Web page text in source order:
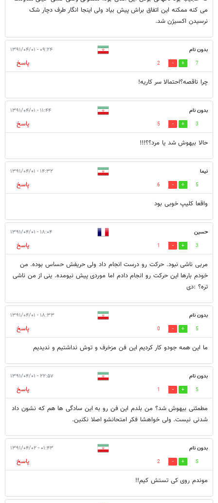
می کنه ممکنه این اتفاق براش پیش بیاد ولی اینجا انگار طرف دچار شک
نرسیدن اکسیژن شد.
بدون نام ۰۹:۲۴ - ۱۳۹۱/۰۴/۰۱
7
2
پاسخ
چرا ناقصه؟احتمالا سر کاریه!
بدون نام ۱۱:۴۴ - ۱۳۹۱/۰۴/۰۱
3
5
پاسخ
حالا بيهوش شد يا مرد؟؟!!!
نیما ۱۴:۳۲ - ۱۳۹۱/۰۴/۰۱
5
6
پاسخ
واقعا کلیپ خوبی بود
حسین ۱۸:۰۴ - ۱۳۹۱/۰۴/۰۱
3
1
پاسخ
مربی ناشی نبود. حرکت رو درست انجام داد ولی حریفش حساس بوده. من
خودم بارها این حرکت رو انجام دادم اما موردی پیش نیومده. ینی از من ناشی
تره؟ :دی
بدون نام ۱۸:۳۳ - ۱۳۹۱/۰۴/۰۱
5
0
پاسخ
ما این همه جودو کار کردیم این فن مزخرف و توش نداشتیم و ندیدیم
بدون نام ۲۲:۵۷ - ۱۳۹۱/۰۴/۰۱
5
1
پاسخ
مطمئنی بیهوش شد؟ من بلدم این فن رو به این سادگی ها هم که نشون داد
شدنی نیست. ولی خواهشا فکر امتحانشو اصلا نکنین.
بدون نام ۰۱:۴۳ - ۱۳۹۱/۰۴/۰۲
5
2
پاسخ
موندم روی کی تستش کیم!!